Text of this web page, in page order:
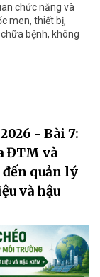
chức năng và
men, thiết bị,
bệnh, không
- Bài 7:
ĐTM và
quản lý
và hậu